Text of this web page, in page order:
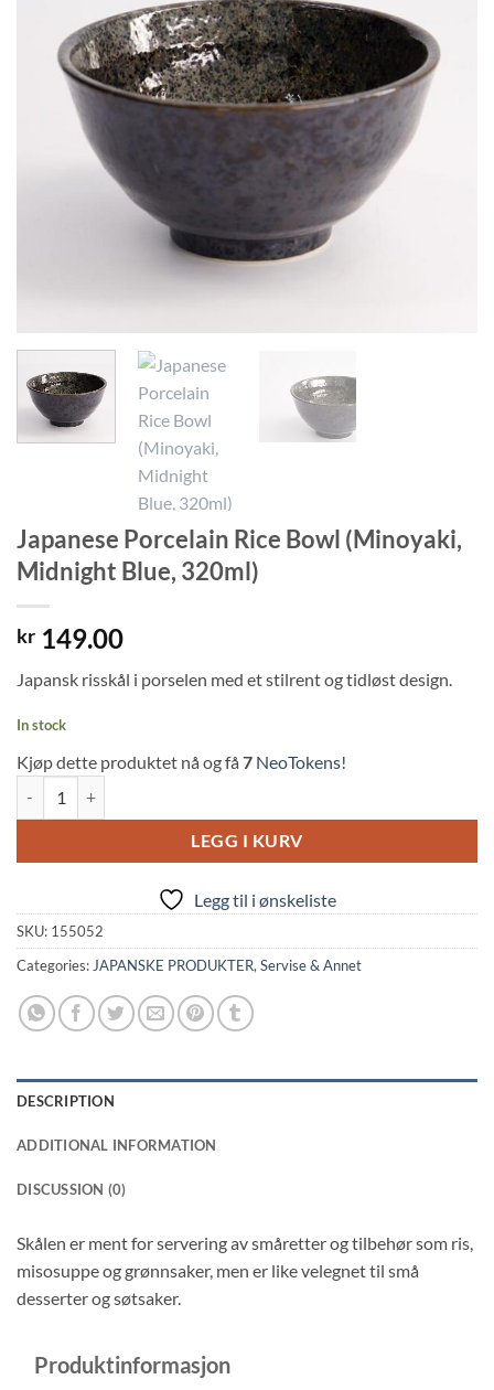
Japanese Porcelain Rice Bowl (Minoyaki,
Midnight Blue, 320ml)
kr 149.00
Japansk risskål i porselen med et stilrent og tidløst design.
In stock
Kjøp dette produktet nå og få 7 NeoTokens!
LEGG I KURV
Legg til i ønskeliste
SKU: 155052
Categories: JAPANSKE PRODUKTER, Servise & Annet
DESCRIPTION
ADDITIONAL INFORMATION
DISCUSSION (0)
Skålen er ment for servering av småretter og tilbehør som ris,
misosuppe og grønnsaker, men er like velegnet til små
desserter og søtsaker.
Produktinformasjon